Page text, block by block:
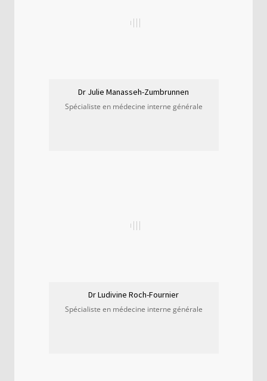
Dr Julie Manasseh-Zumbrunnen
Spécialiste en médecine interne générale
Dr Ludivine Roch-Fournier
Spécialiste en médecine interne générale